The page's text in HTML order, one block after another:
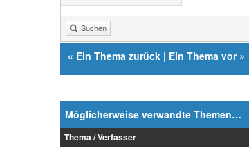
Suchen
« Ein Thema zurück | Ein Thema vor»
Möglicherweise verwandte Themen…
Thema / Verfasser